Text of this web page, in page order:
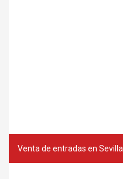
Venta de entradas en Sevilla